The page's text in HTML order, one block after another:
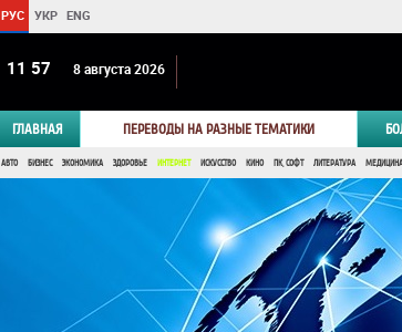
РУС УКР ENG
11:57 8 августа 2026
ГЛАВНАЯ ПЕРЕВОДЫ НА РАЗНЫЕ ТЕМАТИКИ
АВТО БИЗНЕС ЭКОНОМИКА ЗДОРОВЬЕ ИНТЕРНЕТ ИСКУССТВО КИНО ПК, СОФТ ЛИТЕРАТУРА МЕДИЦИНА